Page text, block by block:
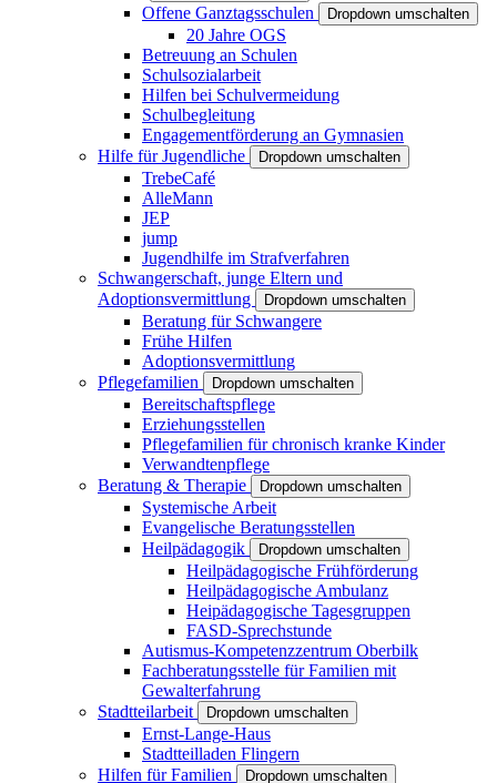
Offene Ganztagsschulen Dropdown umschalten
20 Jahre OGS
Betreuung an Schulen
Schulsozialarbeit
Hilfen bei Schulvermeidung
Schulbegleitung
Engagementförderung an Gymnasien
Hilfe für Jugendliche
Dropdown umschalten
TrebeCafé
AlleMann
JEP
jump
Jugendhilfe im Strafverfahren
Schwangerschaft, junge Eltern und
Adoptionsvermittlung
Dropdown umschalten
Beratung für Schwangere
Frühe Hilfen
Adoptionsvermittlung
Pflegefamilien
Dropdown umschalten
Bereitschaftspflege
Erziehungsstellen
Pflegefamilien für chronisch kranke Kinder
Verwandtenpflege
Beratung & Therapie
Dropdown umschalten
Systemische Arbeit
Evangelische Beratungsstellen
Heilpädagogik
Dropdown umschalten
Heilpädagogische Frühförderung
Heilpädagogische Ambulanz
Heipädagogische Tagesgruppen
FASD-Sprechstunde
Autismus-Kompetenzzentrum Oberbilk
Fachberatungsstelle für Familien mit
Gewalterfahrung
Stadtteilarbeit
Dropdown umschalten
Ernst-Lange-Haus
Stadtteilladen Flingern
Hilfen für Familien
Dropdown umschalten